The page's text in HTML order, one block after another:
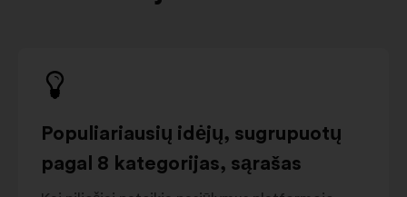
Populiariausių idėjų, sugrupuotų
pagal 8 kategorijas, sąrašas